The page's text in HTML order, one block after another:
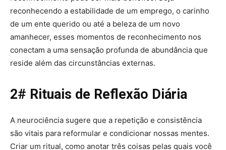
reconhecendo a estabilidade de um emprego, o carinho
de um ente querido ou até a beleza de um novo
amanhecer, esses momentos de reconhecimento nos
conectam a uma sensação profunda de abundância que
reside além das circunstâncias externas.
2# Rituais de Reflexão Diária
A neurociência sugere que a repetição e consistência
são vitais para reformular e condicionar nossas mentes.
Criar um ritual, como anotar três coisas pelas quais você